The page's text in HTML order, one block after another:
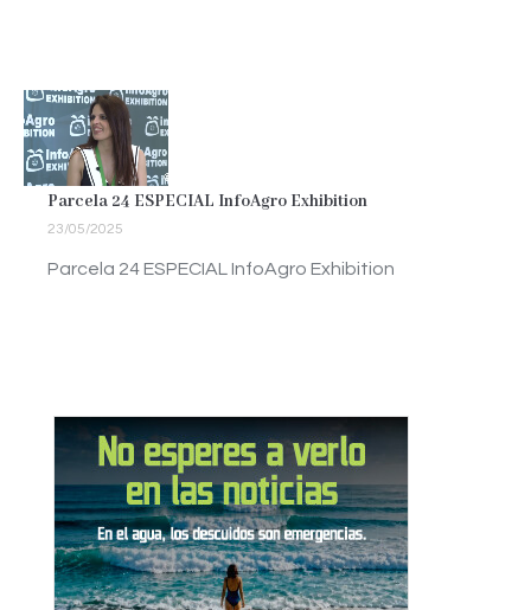
Parcela 24 ESPECIAL InfoAgro Exhibition
23/05/2025
Parcela 24 ESPECIAL InfoAgro Exhibition